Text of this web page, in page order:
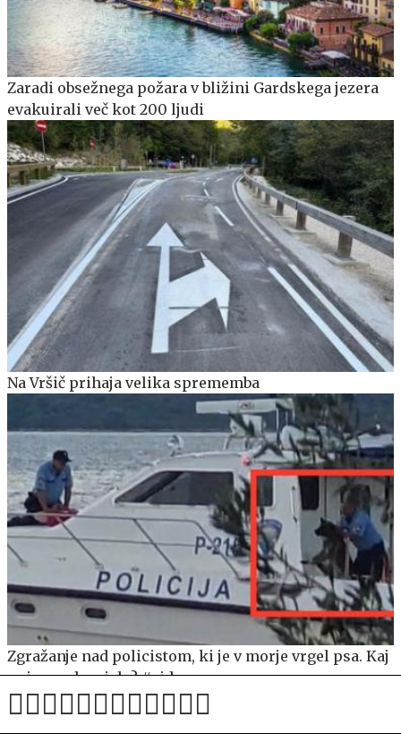
Zaradi obsežnega požara v bližini Gardskega jezera
evakuirali več kot 200 ljudi
Na Vršič prihaja velika sprememba
Zgražanje nad policistom, ki je v morje vrgel psa. Kaj
se je res dogajalo? #video